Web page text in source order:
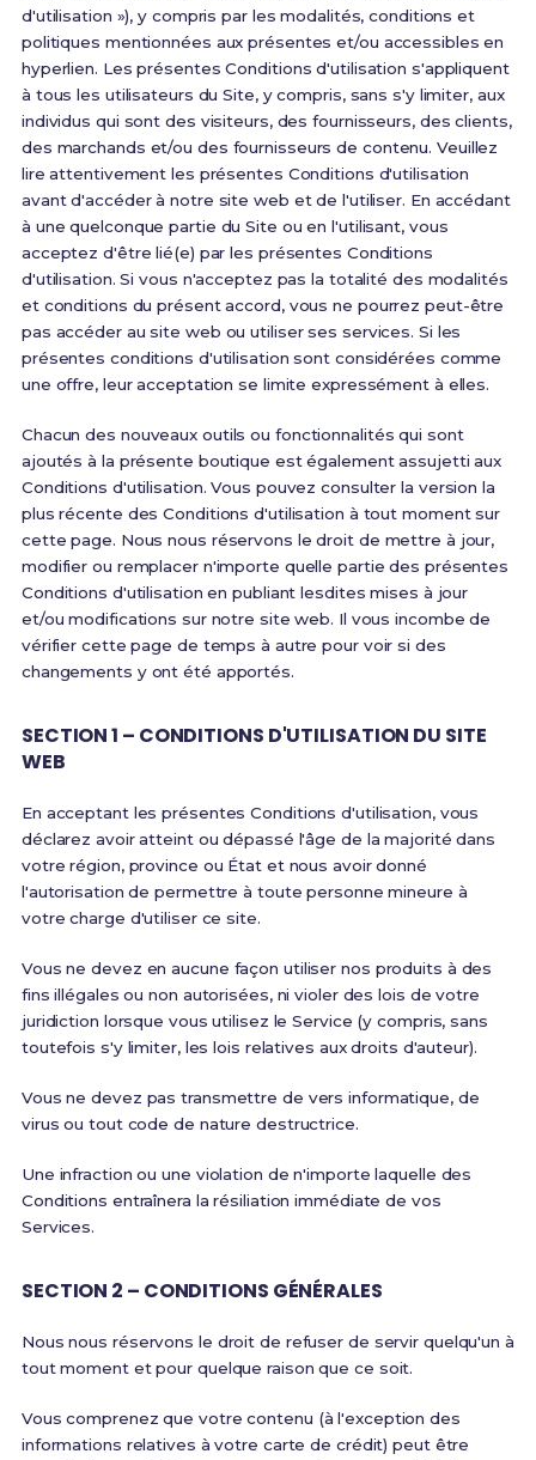
d'utilisation »), y compris par les modalités, conditions et
politiques mentionnées aux présentes et/ou accessibles en
hyperlien. Les présentes Conditions d'utilisation s'appliquent
à tous les utilisateurs du Site, y compris, sans s'y limiter, aux
individus qui sont des visiteurs, des fournisseurs, des clients,
des marchands et/ou des fournisseurs de contenu. Veuillez
lire attentivement les présentes Conditions d'utilisation
avant d'accéder à notre site web et de l'utiliser. En accédant
à une quelconque partie du Site ou en l'utilisant, vous
acceptez d'être lié(e) par les présentes Conditions
d'utilisation. Si vous n'acceptez pas la totalité des modalités
et conditions du présent accord, vous ne pourrez peut-être
pas accéder au site web ou utiliser ses services. Si les
présentes conditions d'utilisation sont considérées comme
une offre, leur acceptation se limite expressément à elles.
Chacun des nouveaux outils ou fonctionnalités qui sont
ajoutés à la présente boutique est également assujetti aux
Conditions d'utilisation. Vous pouvez consulter la version la
plus récente des Conditions d'utilisation à tout moment sur
cette page. Nous nous réservons le droit de mettre à jour,
modifier ou remplacer n'importe quelle partie des présentes
Conditions d'utilisation en publiant lesdites mises à jour
et/ou modifications sur notre site web. Il vous incombe de
vérifier cette page de temps à autre pour voir si des
changements y ont été apportés.
SECTION 1 – CONDITIONS D'UTILISATION DU SITE
WEB
En acceptant les présentes Conditions d'utilisation, vous
déclarez avoir atteint ou dépassé l'âge de la majorité dans
votre région, province ou État et nous avoir donné
l'autorisation de permettre à toute personne mineure à
votre charge d'utiliser ce site.
Vous ne devez en aucune façon utiliser nos produits à des
fins illégales ou non autorisées, ni violer des lois de votre
juridiction lorsque vous utilisez le Service (y compris, sans
toutefois s'y limiter, les lois relatives aux droits d'auteur).
Vous ne devez pas transmettre de vers informatique, de
virus ou tout code de nature destructrice.
Une infraction ou une violation de n'importe laquelle des
Conditions entraînera la résiliation immédiate de vos
Services.
SECTION 2 – CONDITIONS GÉNÉRALES
Nous nous réservons le droit de refuser de servir quelqu'un à
tout moment et pour quelque raison que ce soit.
Vous comprenez que votre contenu (à l'exception des
informations relatives à votre carte de crédit) peut être